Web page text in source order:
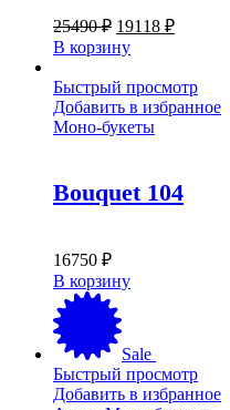
25490₽ Первоначальная
цена
составляла
25490 ₽.
19118 ₽Текущая
В корзину
Быстрый просмотр
Добавить в избранное
Моно-букеты
Bouquet 104
16750 ₽
В корзину
Sale
Быстрый просмотр
Добавить в избранное